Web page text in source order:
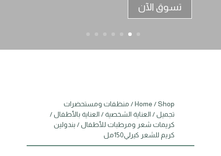
تسوق الآن
Home /Shop
/ منظفات ومستحضرات
تجميل/ العناية الشخصية/ العناية بالأطفال/
كريمات شعر ومرطبات للأطفال/ بندولين
كريم للشعر كيرلي150مل